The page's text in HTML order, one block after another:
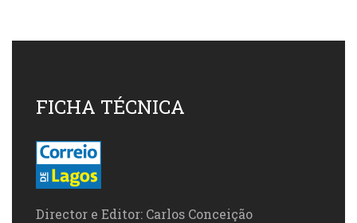
FICHA TÉCNICA
Director e Editor: Carlos Conceição